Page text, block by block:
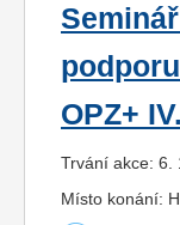
OPZ+ IV.
Trvání akce: 6.
Místo konání: